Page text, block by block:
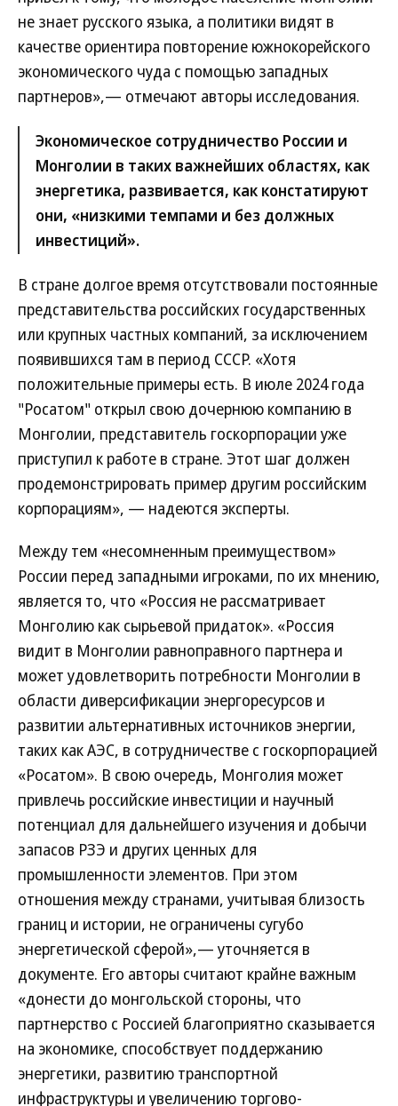
не знает русского языка, а политики видят в
качестве ориентира повторение южнокорейского
экономического чуда с помощью западных
партнеров»,— отмечают авторы исследования.
Экономическое сотрудничество России и
Монголии в таких важнейших областях, как
энергетика, развивается, как констатируют
они, «низкими темпами и без должных
инвестиций».
В стране долгое время отсутствовали постоянные
представительства российских государственных
или крупных частных компаний, за исключением
появившихся там в период СССР. «Хотя
положительные примеры есть. В июле 2024 года
"Росатом" открыл свою дочернюю компанию в
Монголии, представитель госкорпорации уже
приступил к работе в стране. Этот шаг должен
продемонстрировать пример другим российским
корпорациям», — надеются эксперты.
Между тем «несомненным преимуществом»
России перед западными игроками, по их мнению,
является то, что «Россия не рассматривает
Монголию как сырьевой придаток». «Россия
видит в Монголии равноправного партнера и
может удовлетворить потребности Монголии в
области диверсификации энергоресурсов и
развитии альтернативных источников энергии,
таких как АЭС, в сотрудничестве с госкорпорацией
«Росатом». В свою очередь, Монголия может
привлечь российские инвестиции и научный
потенциал для дальнейшего изучения и добычи
запасов РЗЭ и других ценных для
промышленности элементов. При этом
отношения между странами, учитывая близость
границ и истории, не ограничены сугубо
энергетической сферой»,— уточняется в
документе. Его авторы считают крайне важным
«донести до монгольской стороны, что
партнерство с Россией благоприятно сказывается
на экономике, способствует поддержанию
энергетики, развитию транспортной
инфраструктуры и увеличению торгово-